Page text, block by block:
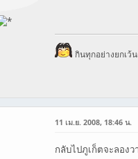
กินทุกอย่างยกเว้
11 เม.ย. 2008, 18:46 น.
กลับไปภูเก็ตจะลองว